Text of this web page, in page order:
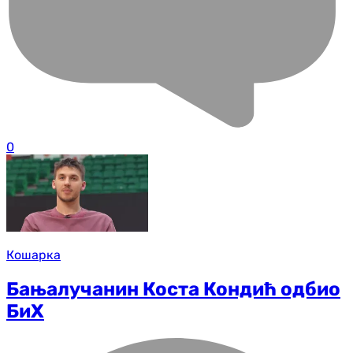
0
Кошарка
Бањалучанин Коста Кондић одбио
БиХ